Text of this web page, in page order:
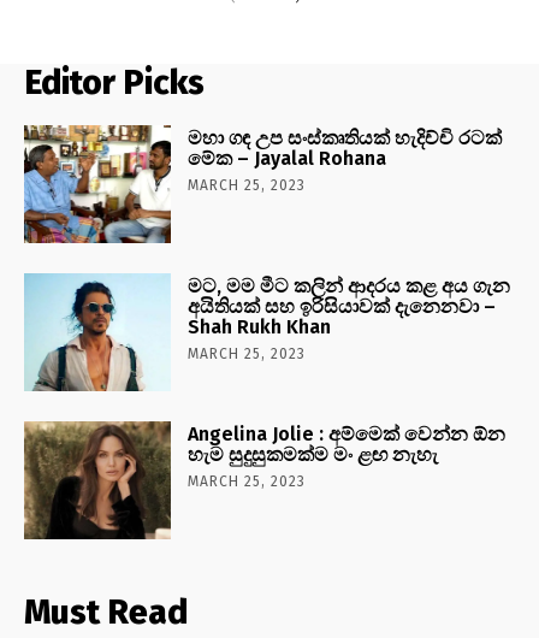
Editor Picks
මහා ගඳ උප සංස්කෘතියක් හැදිච්චි රටක්
මේක – Jayalal Rohana
MARCH 25, 2023
මට, මම මීට කලින් ආදරය කළ අය ගැන
අයිතියක් සහ ඉරිසියාවක් දැනෙනවා –
Shah Rukh Khan
MARCH 25, 2023
Angelina Jolie : අම්මෙක් වෙන්න ඕන
හැම සුදුසුකමක්ම මං ළඟ නැහැ
MARCH 25, 2023
Must Read